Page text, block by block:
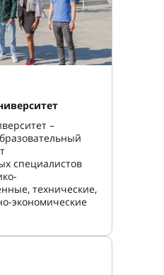
–
специалистов
технические,
экономические